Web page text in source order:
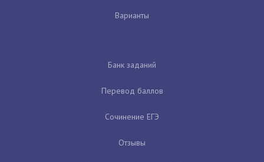
Варианты
Банк заданий
Перевод баллов
Сочинение ЕГЭ
Отзывы